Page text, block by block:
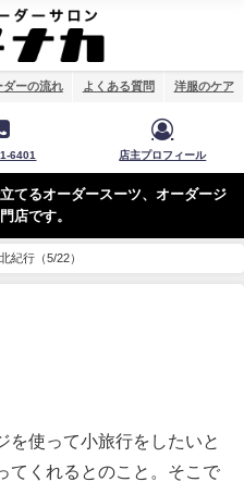
ダーの流れ よくある質問 洋服のケア
6401 店主プロフィール
てるオーダースーツ、オーダージ
店です。
紀行（5/22）
を使って小旅行をしたいと
てくれるとのこと。そこで